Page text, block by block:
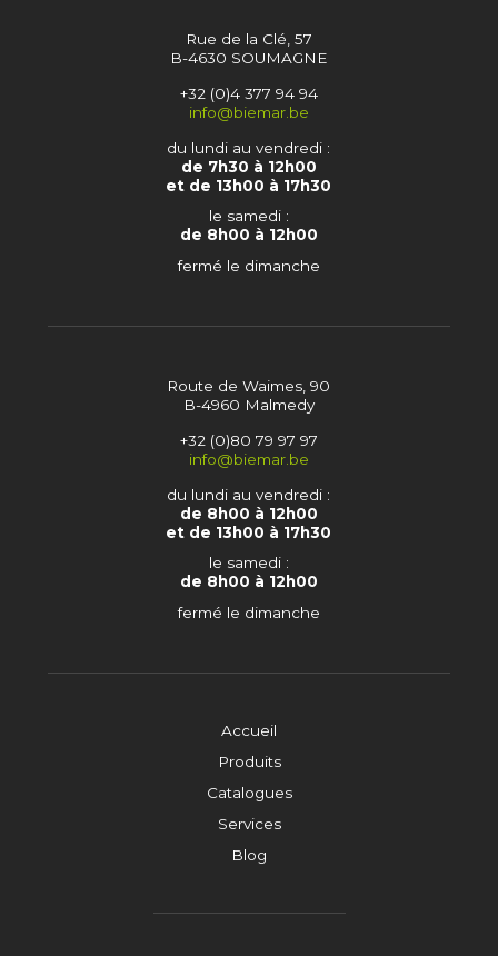
Accueil
Produits
Catalogues
Services
Blog
Rue de la Clé, 57
B-4630 SOUMAGNE
+32 (0)4 377 94 94
info@biemar.be
du lundi au vendredi :
de 7h30 à 12h00
et de 13h00 à 17h30
le samedi :
de 8h00 à 12h00
fermé le dimanche
Route de Waimes, 90
B-4960 Malmedy
+32 (0)80 79 97 97
info@biemar.be
du lundi au vendredi :
de 8h00 à 12h00
et de 13h00 à 17h30
le samedi :
de 8h00 à 12h00
fermé le dimanche